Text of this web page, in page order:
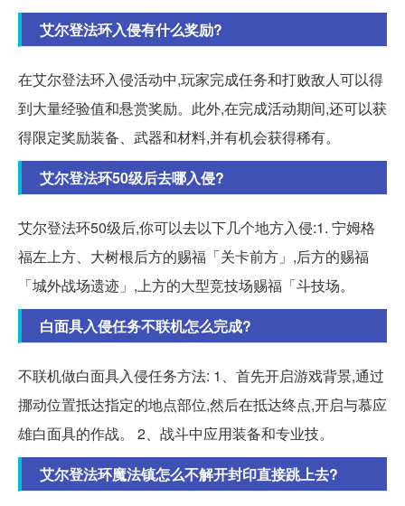
艾尔登法环入侵有什么奖励?
在艾尔登法环入侵活动中,玩家完成任务和打败敌人可以得
到大量经验值和悬赏奖励。此外,在完成活动期间,还可以获
得限定奖励装备、武器和材料,并有机会获得稀有。
艾尔登法环50级后去哪入侵?
艾尔登法环50级后,你可以去以下几个地方入侵:1. 宁姆格
福左上方、大树根后方的赐福「关卡前方」,后方的赐福
「城外战场遗迹」,上方的大型竞技场赐福「斗技场。
白面具入侵任务不联机怎么完成?
不联机做白面具入侵任务方法: 1、首先开启游戏背景,通过
挪动位置抵达指定的地点部位,然后在抵达终点,开启与慕应
雄白面具的作战。 2、战斗中应用装备和专业技。
艾尔登法环魔法镇怎么不解开封印直接跳上去?